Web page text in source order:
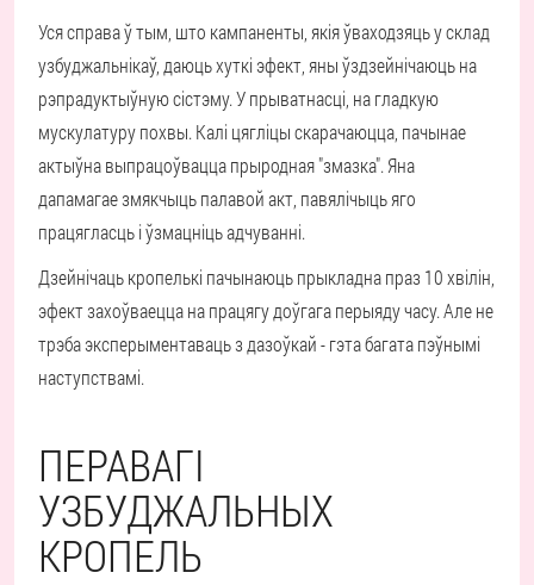
Уся справа ў тым, што кампаненты, якія ўваходзяць у склад
узбуджальнікаў, даюць хуткі эфект, яны ўздзейнічаюць на
рэпрадуктыўную сістэму. У прыватнасці, на гладкую
мускулатуру похвы. Калі цягліцы скарачаюцца, пачынае
актыўна выпрацоўвацца прыродная "змазка". Яна
дапамагае змякчыць палавой акт, павялічыць яго
працягласць і ўзмацніць адчуванні.
Дзейнічаць кропелькі пачынаюць прыкладна праз 10 хвілін,
эфект захоўваецца на працягу доўгага перыяду часу. Але не
трэба эксперыментаваць з дазоўкай - гэта багата пэўнымі
наступствамі.
ПЕРАВАГІ
УЗБУДЖАЛЬНЫХ
КРОПЕЛЬ